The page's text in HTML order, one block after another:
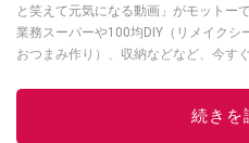
と笑えて元気になる動画」がモットー
業務スーパーや100均DIY（リメイクシ
おつまみ作り）、収納などなど、今す
この
続きを